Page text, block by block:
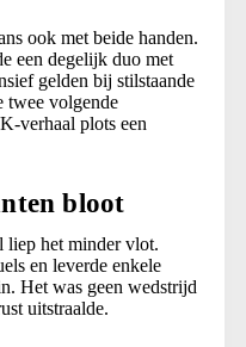
ook met beide handen.
een degelijk duo met
gelden bij stilstaande
twee volgende
verhaal plots een
bloot
liep het minder vlot.
en leverde enkele
Het was geen wedstrijd
uitstraalde.